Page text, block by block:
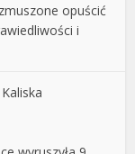
opuścić
i